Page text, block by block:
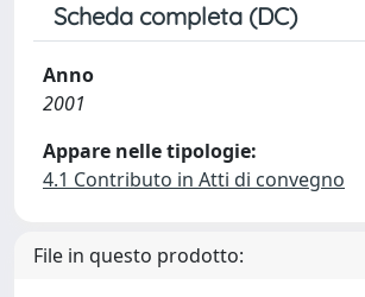
Scheda completa (DC)
Anno
2001
Appare nelle tipologie:
4.1 Contributo in Atti di convegno
File in questo prodotto: